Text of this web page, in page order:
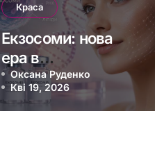
Краса
Екзосоми: нова
ера в
регенеративній
медицині та
косметології
Оксана Руденко
Кві 19, 2026